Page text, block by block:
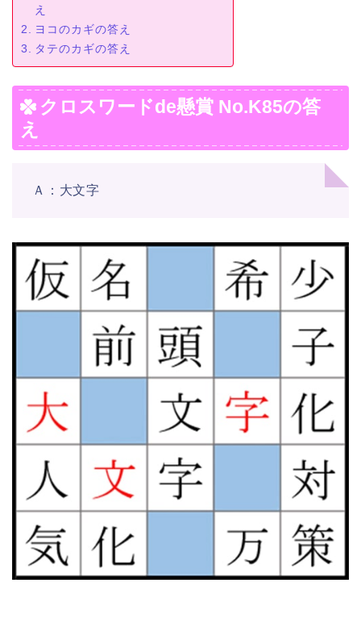
え
ヨコのカギの答え
タテのカギの答え
クロスワードde懸賞 No.K85の答
え
Ａ：大文字